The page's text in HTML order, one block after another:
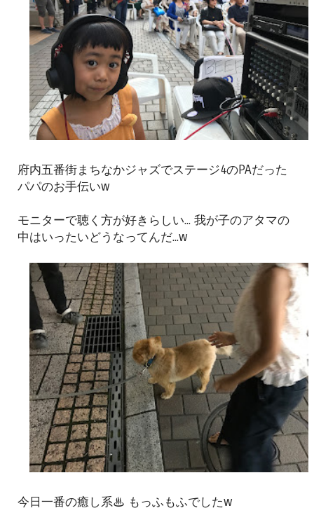
府内五番街まちなかジャズでステージ4のPAだった
パパのお手伝いw
モニターで聴く方が好きらしい... 我が子のアタマの
中はいったいどうなってんだ...w
今日一番の癒し系♨ もっふもふでしたw